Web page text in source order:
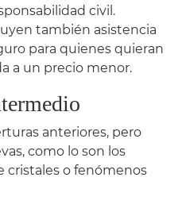
civil.
también asistencia
para quienes quieran
a un precio menor.
anteriores, pero
como lo son los
cristales o fenómenos